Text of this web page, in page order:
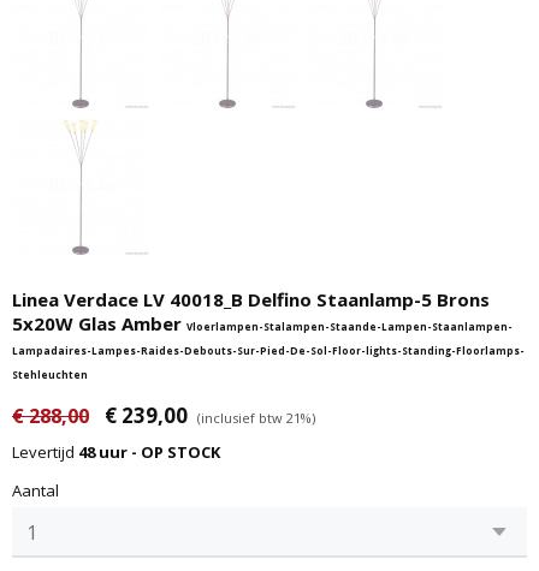
Linea Verdace LV 40018_B Delfino Staanlamp-5 Brons
5x20W Glas Amber Vloerlampen-Stalampen-Staande-Lampen-Staanlampen-
Lampadaires-Lampes-Raides-Debouts-Sur-Pied-De-Sol-Floor-lights-Standing-Floorlamps-
Stehleuchten
€ 288,00 € 239,00 (inclusief btw 21%)
Levertijd 48 uur - OP STOCK
Aantal